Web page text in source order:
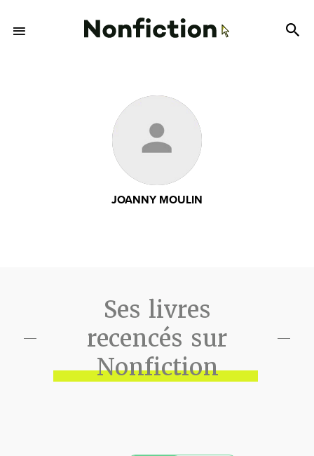
JOANNY MOULIN
Ses livres
recencés sur
Nonfiction